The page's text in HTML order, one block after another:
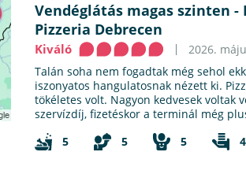
Vendéglátás magas szinten -
Pizzeria Debrecen
Kiváló 2026.
Talán soha nem fogadtak még sehol
iszonyatos hangulatosnak nézett ki.
tökéletes volt. Nagyon kedvesek voltak
szervízdíj, fizetéskor a terminál még
5
5 5 4